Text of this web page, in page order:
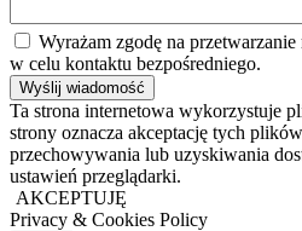
Wyrażam zgodę na
w celu kontaktu bezpośredniego.
Ta strona internetowa wykorzystuje
strony oznacza akceptację tych
przechowywania lub uzyskiwania
ustawień przeglądarki.
AKCEPTUJĘ
Privacy & Cookies Policy